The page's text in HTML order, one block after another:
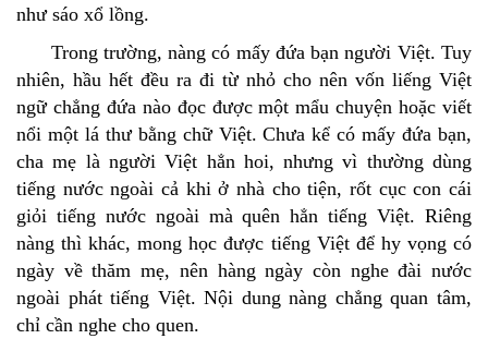
như sáo xổ lồng.
Trong trường, nàng có mấy đứa bạn người Việt. Tuy
nhiên, hầu hết đều ra đi từ nhỏ cho nên vốn liếng Việt
ngữ chẳng đứa nào đọc được một mẩu chuyện hoặc viết
nổi một lá thư bằng chữ Việt. Chưa kể có mấy đứa bạn,
cha mẹ là người Việt hẳn hoi, nhưng vì thường dùng
tiếng nước ngoài cả khi ở nhà cho tiện, rốt cục con cái
giỏi tiếng nước ngoài mà quên hẳn tiếng Việt. Riêng
nàng thì khác, mong học được tiếng Việt để hy vọng có
ngày về thăm mẹ, nên hàng ngày còn nghe đài nước
ngoài phát tiếng Việt. Nội dung nàng chẳng quan tâm,
chỉ cần nghe cho quen.